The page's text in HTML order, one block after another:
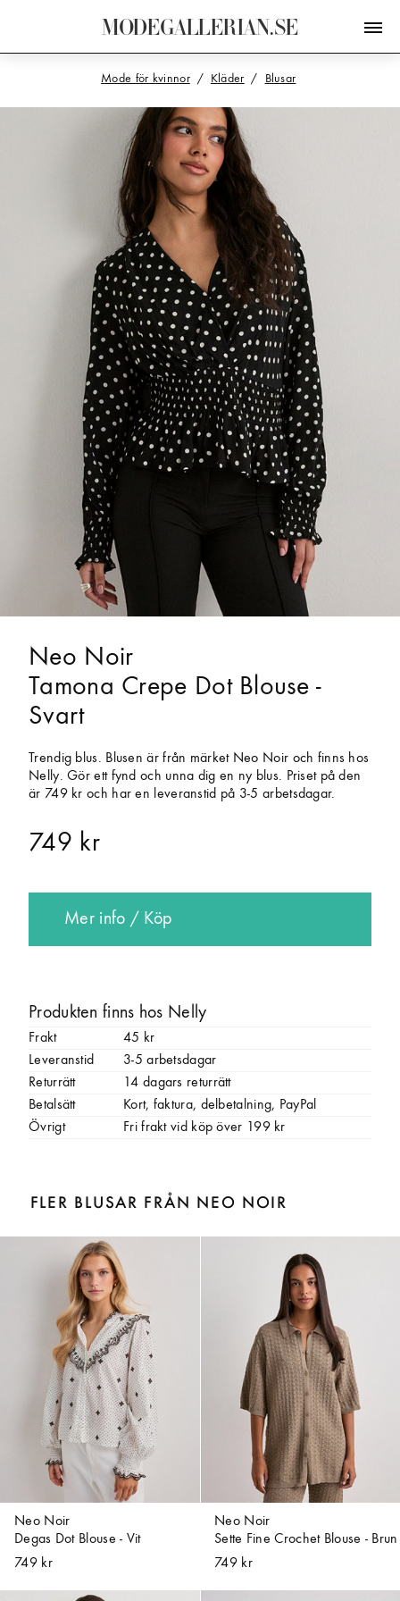
MODEGALLERIAN.SE
Mode för kvinnor Kläder Blusar
Neo Noir
Tamona Crepe Dot Blouse -
Svart
Trendig blus. Blusen är från märket Neo Noir och finns hos
Nelly. Gör ett fynd och unna dig en ny blus. Priset på den
är 749 kr och har en leveranstid på 3-5 arbetsdagar.
749 kr
Mer info / Köp
Produkten finns hos Nelly
Frakt
45 kr
Leveranstid
3-5 arbetsdagar
Returrätt
14 dagars returrätt
Betalsätt
Kort, faktura, delbetalning, PayPal
Övrigt
Fri frakt vid köp över 199 kr
FLER BLUSAR FRÅN NEO NOIR
Neo Noir
Degas Dot Blouse - Vit
749 kr
Neo Noir
Sette Fine Crochet Blouse - Brun
749 kr